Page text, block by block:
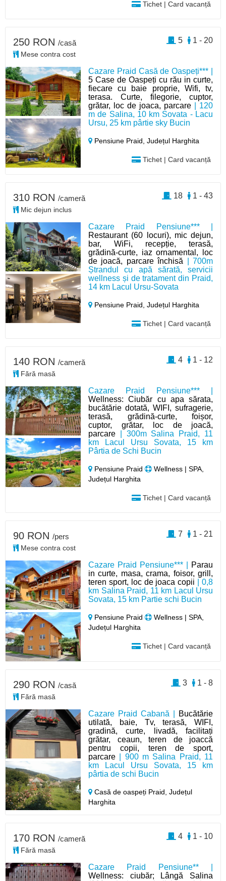
Tichet | Card vacanță
Cazare Praid Casă de Oaspeți*** |
5 Case de Oaspeți cu rău in curte,
fiecare cu baie proprie, Wifi, tv,
terasa. Curte, filegorie, cuptor,
grătar, loc de joaca, parcare | 120
m de Salina, 10 km Sovata - Lacu
Ursu, 25 km pârtie sky Bucin
Pensiune Praid,Județul Harghita
Tichet | Card vacanță
250 RON /casă
Mese contra cost
1 - 20
5
Cazare Praid Pensiune*** |
Restaurant (60 locuri), mic dejun,
bar, WiFi, recepție, terasă,
grădină-curte, iaz ornamental, loc
de joacă, parcare închisă | 700m
Ștrandul cu apă sărată, servicii
wellness și de tratament din Praid,
14 km Lacul Ursu-Sovata
Pensiune Praid,Județul Harghita
Tichet | Card vacanță
310 RON /cameră
Mic dejun inclus
1 - 43
18
Cazare Praid Pensiune*** |
Wellness: Ciubăr cu apa sărata,
bucătărie dotată, WIFI, sufragerie,
terasă, grădină-curte, foișor,
cuptor, grătar, loc de joacă,
parcare | 300m Salina Praid, 11
km Lacul Ursu Sovata, 15 km
Pârtia de Schi Bucin
Pensiune Praid
Wellness | SPA,
Județul Harghita
Tichet | Card vacanță
140 RON /cameră
Fără masă
1 - 12
4
Cazare Praid Pensiune*** |
Parau
in curte, masa, crama, foisor, grill,
teren sport, loc de joaca copii | 0,8
km Salina Praid, 11 km Lacul Ursu
Sovata, 15 km Partie schi Bucin
Pensiune Praid
Wellness | SPA,
Județul Harghita
Tichet | Card vacanță
90 RON /pers
Mese contra cost
1 - 21
7
Cazare Praid Cabană |
Bucătărie
utilată, baie, Tv, terasă, WIFI,
gradină, curte, livadă, facilitați
grătar, ceaun, teren de joaccă
pentru copii, teren de sport,
parcare | 900 m Salina Praid, 11
km Lacul Ursu Sovata, 15 km
pârtia de schi Bucin
Casă de oaspeți Praid,Județul
Harghita
290 RON /casă
Fără masă
1 - 8
3
Cazare Praid Pensiune** |
Wellness: ciubăr; Lângă Salina
170 RON /cameră
Fără masă
1 - 10
4